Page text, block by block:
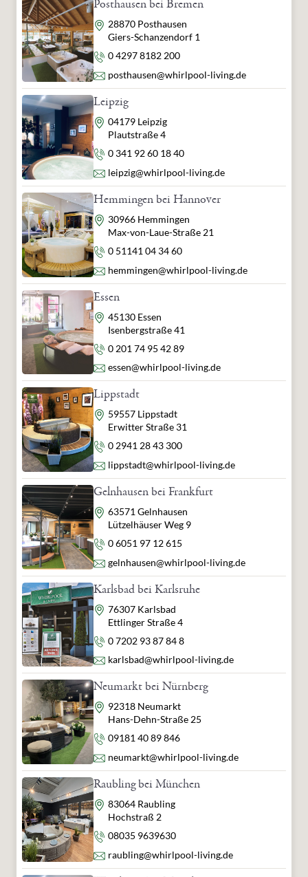
Posthausen bei Bremen
Adresse
28870 Posthausen
Giers-Schanzendorf 1
Telefon
0 4297 8182 200
E-Mail
posthausen@whirlpool-living.de
Leipzig
Adresse
04179 Leipzig
Plautstraße 4
Telefon
0 341 92 60 18 40
E-Mail
leipzig@whirlpool-living.de
Hemmingen bei Hannover
Adresse
30966 Hemmingen
Max-von-Laue-Straße 21
Telefon
0 51141 04 34 60
E-Mail
hemmingen@whirlpool-living.de
Essen
Adresse
45130 Essen
Isenbergstraße 41
Telefon
0 201 74 95 42 89
E-Mail
essen@whirlpool-living.de
Lippstadt
Adresse
59557 Lippstadt
Erwitter Straße 31
Telefon
0 2941 28 43 300
E-Mail
lippstadt@whirlpool-living.de
Gelnhausen bei Frankfurt
Adresse
63571 Gelnhausen
Lützelhäuser Weg 9
Telefon
0 6051 97 12 615
E-Mail
gelnhausen@whirlpool-living.de
Karlsbad bei Karlsruhe
Adresse
76307 Karlsbad
Ettlinger Straße 4
Telefon
0 7202 93 87 84 8
E-Mail
karlsbad@whirlpool-living.de
Neumarkt bei Nürnberg
Adresse
92318 Neumarkt
Hans-Dehn-Straße 25
Telefon
09181 40 89 846
E-Mail
neumarkt@whirlpool-living.de
Raubling bei München
Adresse
83064 Raubling
Hochstraß 2
Telefon
08035 9639630
E-Mail
raubling@whirlpool-living.de